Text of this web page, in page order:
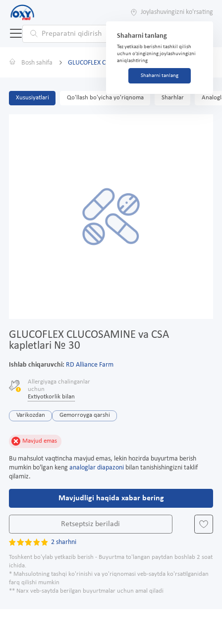
Joylashuvingizni ko'rsating
Shaharni tanlang
Tez yetkazib berishni tashkil qilish
uchun o'zingizning joylashuvingizni
aniqlashtiring
Shaharni tanlang
Bosh sahifa GLUCOFLEX CLUCOSAMINE va CSA kapletlari № 30
Xususiyatlari Qo'llash bo'yicha yo'riqnoma Sharhlar
GLUCOFLEX CLUCOSAMINE va CSA
kapletlari № 30
Ishlab chiqaruvchi: RD Alliance Farm
Allergiyaga chalinganlar
uchun
Extiyotkorlik bilan
Varikozdan Gemorroyga qarshi
Mavjud emas
Bu mahsulot vaqtincha mavjud emas, lekin hozirda buyurtma berish
mumkin bo'lgan keng analoglar diapazoni bilan tanishishingizni taklif
qilamiz.
Mavjudligi haqida xabar bering
Retseptsiz beriladi
2 sharhni
Toshkent bo'ylab yetkazib berish - Buyurtma to'langan paytdan boshlab 2 soat
ichida.
* Mahsulotning tashqi ko'rinishi va yo'riqnomasi veb-saytda ko'rsatilganidan
farq qilishi mumkin
** Narx veb-saytda berilgan buyurtmalar uchun amal qiladi